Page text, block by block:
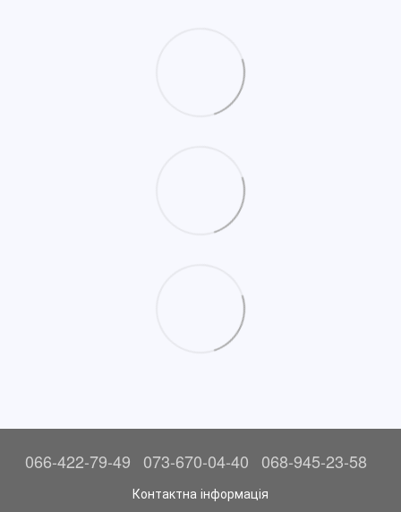
066-422-79-49 073-670-04-40 068-945-23-58
Контактна інформація